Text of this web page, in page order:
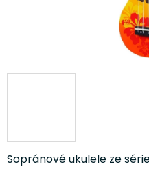
Sopránové ukulele ze